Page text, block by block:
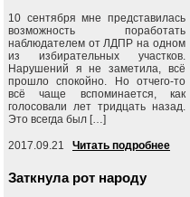
10 сентября мне представилась
возможность поработать
наблюдателем от ЛДПР на одном
из избирательных участков.
Нарушений я не заметила, всё
прошло спокойно. Но отчего-то
всё чаще вспоминается, как
голосовали лет тридцать назад.
Это всегда был […]
2017.09.21 Читать подробнее
Заткнула рот народу